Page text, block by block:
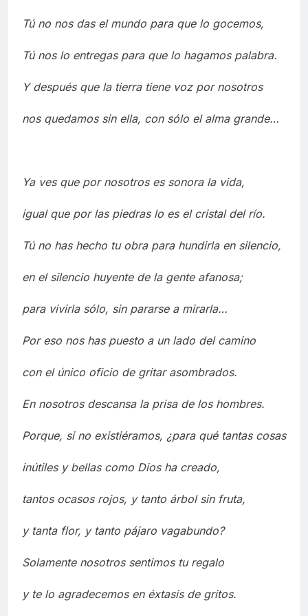
Tú no nos das el mundo para que lo gocemos,
Tú nos lo entregas para que lo hagamos palabra.
Y después que la tierra tiene voz por nosotros
nos quedamos sin ella, con sólo el alma grande…
Ya ves que por nosotros es sonora la vida,
igual que por las piedras lo es el cristal del río.
Tú no has hecho tu obra para hundirla en silencio,
en el silencio huyente de la gente afanosa;
para vivirla sólo, sin pararse a mirarla…
Por eso nos has puesto a un lado del camino
con el único oficio de gritar asombrados.
En nosotros descansa la prisa de los hombres.
Porque, si no existiéramos, ¿para qué tantas cosas
inútiles y bellas como Dios ha creado,
tantos ocasos rojos, y tanto árbol sin fruta,
y tanta flor, y tanto pájaro vagabundo?
Solamente nosotros sentimos tu regalo
y te lo agradecemos en éxtasis de gritos.